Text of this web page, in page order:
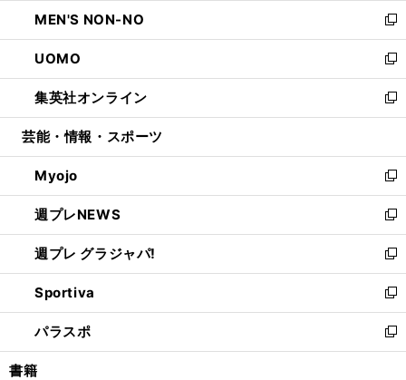
く
で
開
く
ド
ウ
で
開
く
ィ
ン
ド
ウ
で
開
し
い
ウ
ィ
ン
ド
ウ
開
く
MEN'S NON-NO
新
し
い
ウ
ィ
ン
ウ
で
開
く
UOMO
新
し
い
ウ
ン
ド
ウ
で
開
く
集英社オンライン
新
し
ウ
ィ
ン
ド
ウ
で
開
く
芸能・情報・スポーツ
Myojo
新
し
い
ウ
ィ
ン
ド
ウ
で
開
週プレNEWS
新
し
い
ウ
ィ
ン
ド
ウ
週プレ グラジャパ!
新
し
い
ウ
ィ
ン
Sportiva
新
し
い
ウ
パラスポ
新
し
書籍